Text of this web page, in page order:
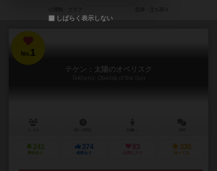
No.1
テケン：太陽のオベリスク
Tekhenu: Obelisk of the Sun
241
興味あり
374
経験あり
83
お気に入り
330
持ってる
しばらく表示しない